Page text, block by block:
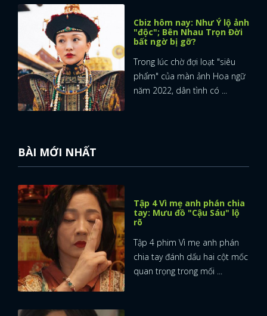
Cbiz hôm nay: Như Ý lộ ảnh
"độc"; Bên Nhau Trọn Đời
bất ngờ bị gỡ?
Trong lúc chờ đợi loạt "siêu
phẩm" của màn ảnh Hoa ngữ
năm 2022, dân tình có ...
BÀI MỚI NHẤT
Tập 4 Vì mẹ anh phán chia
tay: Mưu đồ "Cậu Sáu" lộ
rõ
Tập 4 phim Vì mẹ anh phán
chia tay đánh dấu hai cột mốc
quan trọng trong mối ...